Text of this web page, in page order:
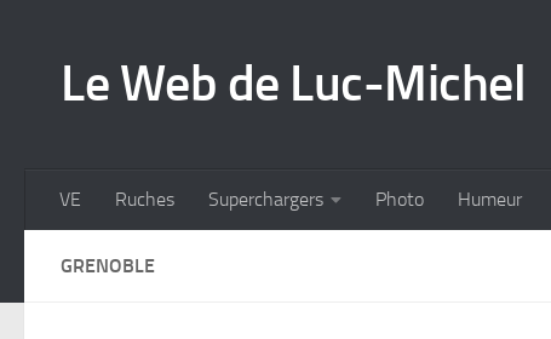
Le Web de Luc-Michel
VE Ruches Superchargers Photo Humeur
GRENOBLE